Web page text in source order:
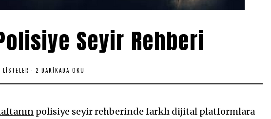
Seyir Rehberi
LISTELER 2 DAKIKADA OKU
polisiye seyir rehberinde farklı dijital platformlara